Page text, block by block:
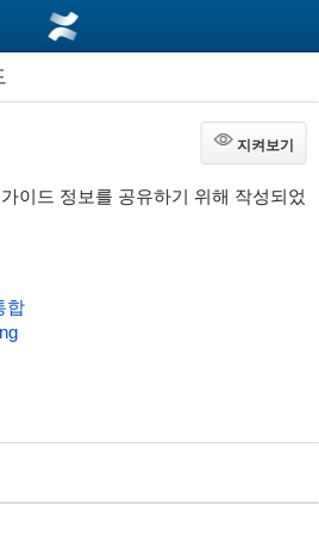
지켜보기
지켜보기
이드 정보를 공유하기 위해 작성되었
합